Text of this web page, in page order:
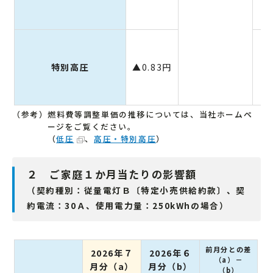
特別高圧 ▲0.83円
（参考）燃料費等調整単価の推移については、当社ホームペ
ージをご覧ください。
（低圧 、高圧・特別高圧）
２ ご家庭１か月当たりの影響額
（契約種別：従量電灯Ｂ〔特定小売供給約款〕、契
約電流：30Ａ、使用電力量：250kWhの場合）
2026年７
月分（a）
2026年６
月分（b）
前月分との差
（a）－
（b）